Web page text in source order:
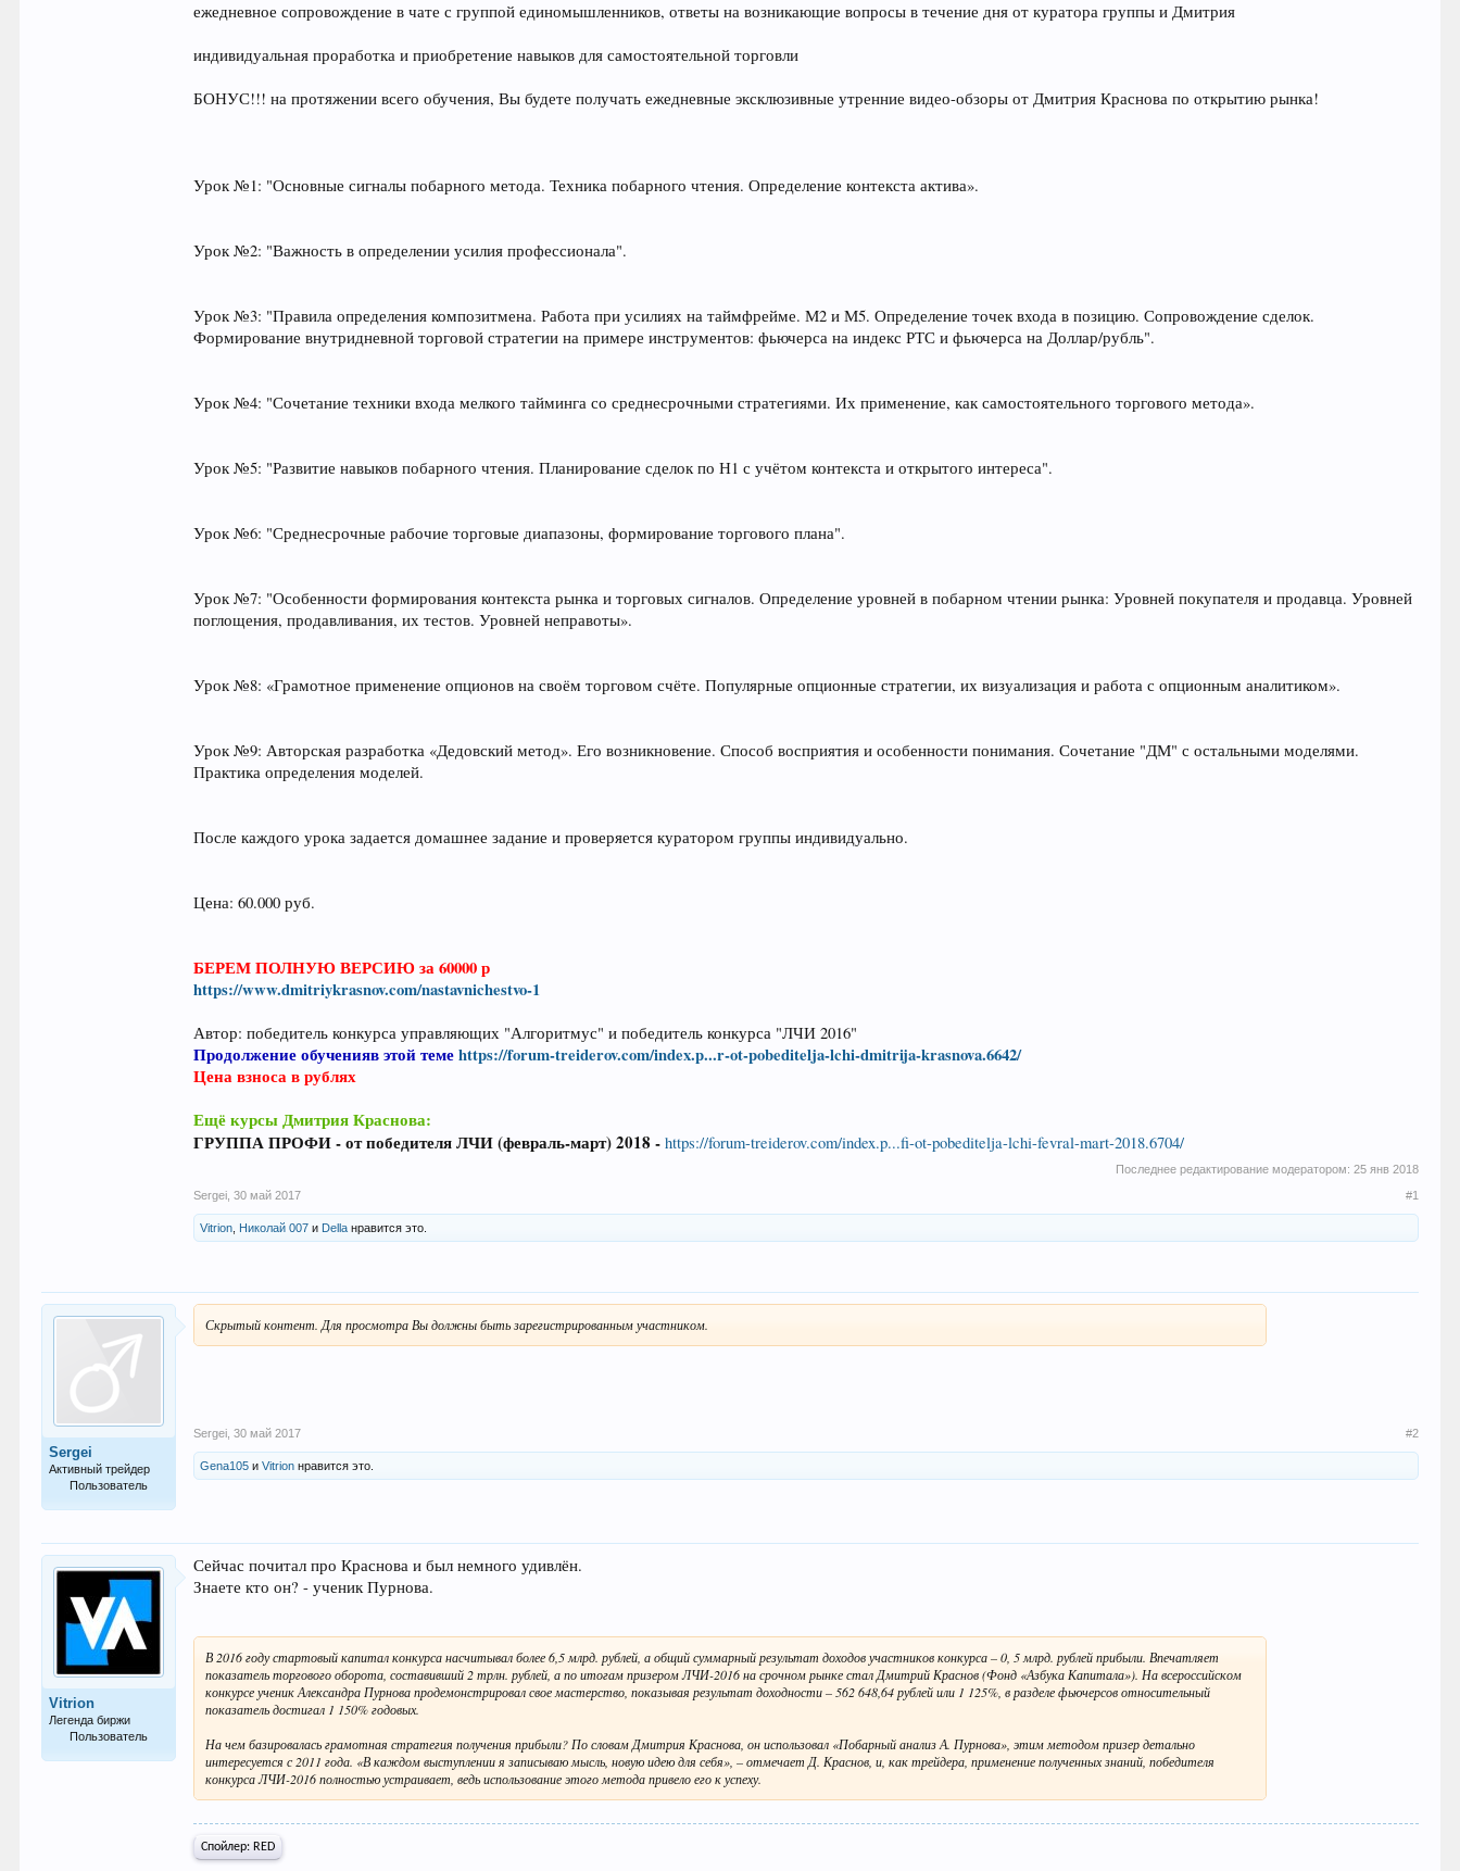
ежедневное сопровождение в чате с группой единомышленников, ответы на возникающие вопросы в течение дня от куратора группы и Дмитрия
индивидуальная проработка и приобретение навыков для самостоятельной торговли
БОНУС!!! на протяжении всего обучения, Вы будете получать ежедневные эксклюзивные утренние видео-обзоры от Дмитрия Краснова по открытию рынка!
Урок №1: "Основные сигналы побарного метода. Техника побарного чтения. Определение контекста актива».
Урок №2: "Важность в определении усилия профессионала".
Урок №3: "Правила определения композитмена. Работа при усилиях на таймфрейме. М2 и М5. Определение точек входа в позицию. Сопровождение сделок.
Формирование внутридневной торговой стратегии на примере инструментов: фьючерса на индекс РТС и фьючерса на Доллар/рубль".
Урок №4: "Сочетание техники входа мелкого тайминга со среднесрочными стратегиями. Их применение, как самостоятельного торгового метода».
Урок №5: "Развитие навыков побарного чтения. Планирование сделок по Н1 с учётом контекста и открытого интереса".
Урок №6: "Среднесрочные рабочие торговые диапазоны, формирование торгового плана".
Урок №7: "Особенности формирования контекста рынка и торговых сигналов. Определение уровней в побарном чтении рынка: Уровней покупателя и продавца. Уровней
поглощения, продавливания, их тестов. Уровней неправоты».
Урок №8: «Грамотное применение опционов на своём торговом счёте. Популярные опционные стратегии, их визуализация и работа с опционным аналитиком».
Урок №9: Авторская разработка «Дедовский метод». Его возникновение. Способ восприятия и особенности понимания. Сочетание "ДМ" с остальными моделями.
Практика определения моделей.
После каждого урока задается домашнее задание и проверяется куратором группы индивидуально.
Цена: 60.000 руб.
БЕРЕМ ПОЛНУЮ ВЕРСИЮ за 60000 р
https://www.dmitriykrasnov.com/nastavnichestvo-1
Автор: победитель конкурса управляющих "Алгоритмус" и победитель конкурса "ЛЧИ 2016"
Продолжение обученияв этой темеhttps://forum-treiderov.com/index.p...r-ot-pobeditelja-lchi-dmitrija-krasnova.6642/
Цена взноса в рублях
Ещё курсы Дмитрия Краснова:
ГРУППА ПРОФИ - от победителя ЛЧИ (февраль-март) 2018 -https://forum-treiderov.com/index.p...fi-ot-pobeditelja-lchi-fevral-mart-2018.6704/
Последнее редактирование модератором: 25 янв 2018
Sergei 30 май 2017 #1
Vitrion Николай 007 и Della нравится это.
Sergei
Активный трейдер
Пользователь
Скрытый контент. Для просмотра Вы должны быть зарегистрированным участником.
Sergei 30 май 2017 #2
Gena105 иVitrion нравится это.
Vitrion
Легенда биржи
Пользователь
Сейчас почитал про Краснова и был немного удивлён.
Знаете кто он? - ученик Пурнова.
В 2016 году стартовый капитал конкурса насчитывал более 6,5 млрд. рублей, а общий суммарный результат доходов участников конкурса – 0, 5 млрд. рублей прибыли. Впечатляет
показатель торгового оборота, составивший 2 трлн. рублей, а по итогам призером ЛЧИ-2016 на срочном рынке стал Дмитрий Краснов (Фонд «Азбука Капитала»). На всероссийском
конкурсе ученик Александра Пурнова продемонстрировал свое мастерство, показывая результат доходности – 562 648,64 рублей или 1 125%, в разделе фьючерсов относительный
показатель достигал 1 150% годовых.
На чем базировалась грамотная стратегия получения прибыли? По словам Дмитрия Краснова, он использовал «Побарный анализ А. Пурнова», этим методом призер детально
интересуется с 2011 года. «В каждом выступлении я записываю мысль, новую идею для себя», – отмечает Д. Краснов, и, как трейдера, применение полученных знаний, победителя
конкурса ЛЧИ-2016 полностью устраивает, ведь использование этого метода привело его к успеху.
Спойлер: RED